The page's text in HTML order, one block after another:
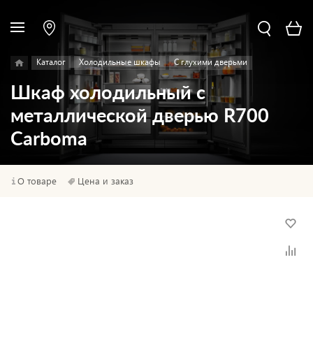
Каталог Холодильные шкафы С глухими дверьми
Шкаф холодильный с
металлической дверью R700
Carboma
О товаре Цена и заказ